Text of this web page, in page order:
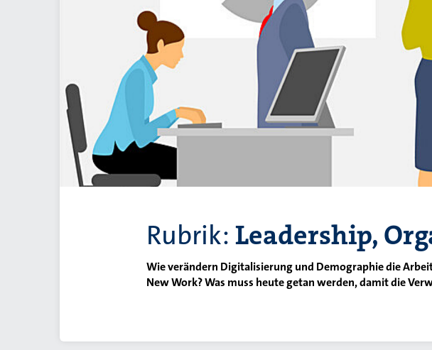
Rubrik: Leadership,
Wie verändern Digitalisierung und Demographie die
New Work? Was muss heute getan werden, damit die